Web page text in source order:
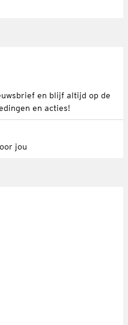
en blijf altijd op de
en acties!
jou